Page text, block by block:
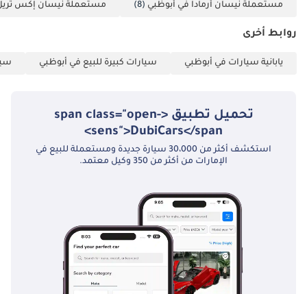
مستعملة نيسان أرمادا في أبوظبي (8) مستعملة نيسان إكس
روابط أخرى
يابانية سيارات في أبوظبي سيارات كبيرة للبيع في أبوظبي
تحميل تطبيق <span class="open-
sens">DubiCars</span>
استكشف أكثر من 30،000 سيارة جديدة ومستعملة للبيع في
الإمارات من أكثر من 350 وكيل معتمد.